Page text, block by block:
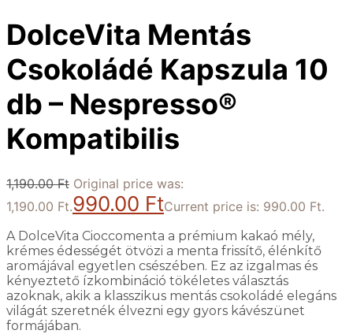
DolceVita Mentás
Csokoládé Kapszula 10
db – Nespresso®
Kompatibilis
1,190.00Ft Original price was:
1,190.00 Ft.990.00 FtCurrent price is: 990.00 Ft.
A DolceVita Cioccomenta a prémium kakaó mély,
krémes édességét ötvözi a menta frissítő, élénkítő
aromájával egyetlen csészében. Ez az izgalmas és
kényeztető ízkombináció tökéletes választás
azoknak, akik a klasszikus mentás csokoládé elegáns
világát szeretnék élvezni egy gyors kávészünet
formájában.